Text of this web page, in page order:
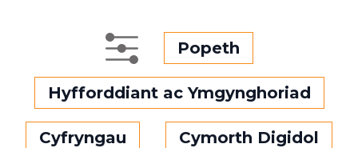
Popeth
Hyfforddiant ac Ymgynghoriad
Cyfryngau Cymorth Digidol